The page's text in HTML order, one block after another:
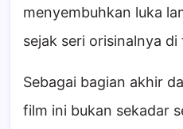
menyembuhkan luka
sejak seri orisinalnya di
Sebagai bagian akhir
film ini bukan sekadar